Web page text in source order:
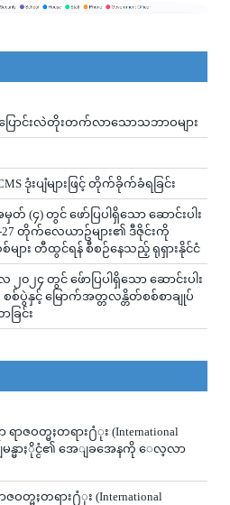
ြောင်းလဲတိုးတက်လာသောသဘာဝများ
ဒုံးပျံများဖြင့် တိုက်ခိုက်ခံရခြင်း
(၄) တွင် ဖော်ပြပါရှိသော ဆောင်းပါး
27 တိုက်လေယာဥ်များ၏ ဒီဇိုင်းကို
ား တီထွင်ရန် စီစဉ်နေသည့် ရုရှားနိုင်ငံ
၂၀၂၄ တွင် ဖ်ောပြပါရှိသော ဆောင်းပါး
စစ်ပွဲနှင့် မြောက်အတ္တလန္တိတ်စစ်စာချုပ်
ြင်း
ရာဇဝတ္မႈတရား႐ံုး (International
မန္မာႏိုင္ငံ၏ အေျခအေနကို ေလ့လာ
ဇဝတ္မႈတရား႐ံုး (International